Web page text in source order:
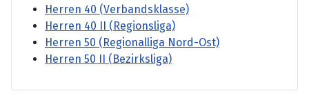
Herren 40 (Verbandsklasse)
Herren 40 II (Regionsliga)
Herren 50 (Regionalliga Nord-Ost)
Herren 50 II (Bezirksliga)